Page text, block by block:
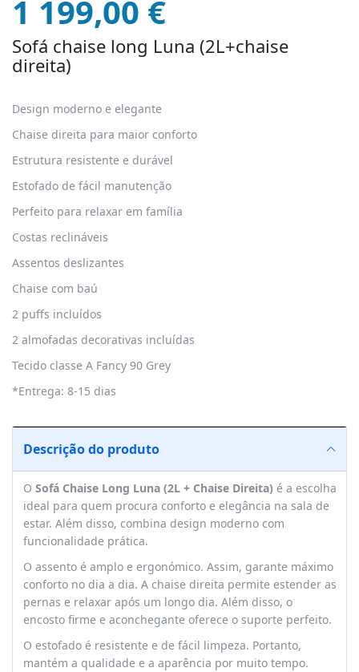
original
era:
1
500,00 €.
1 199,00 €
atual
é:
1
199,00 €.
Sofá chaise long Luna (2L+chaise
direita)
Design moderno e elegante
Chaise direita para maior conforto
Estrutura resistente e durável
Estofado de fácil manutenção
Perfeito para relaxar em família
Costas reclináveis
Assentos deslizantes
Chaise com baú
2 puffs incluídos
2 almofadas decorativas incluídas
Tecido classe A Fancy 90 Grey
*Entrega: 8-15 dias
Descrição do produto
O Sofá Chaise Long Luna (2L + Chaise Direita) é a escolha
ideal para quem procura conforto e elegância na sala de
estar. Além disso, combina design moderno com
funcionalidade prática.
O assento é amplo e ergonómico. Assim, garante máximo
conforto no dia a dia. A chaise direita permite estender as
pernas e relaxar após um longo dia. Além disso, o
encosto firme e aconchegante oferece o suporte perfeito.
O estofado é resistente e de fácil limpeza. Portanto,
mantém a qualidade e a aparência por muito tempo.